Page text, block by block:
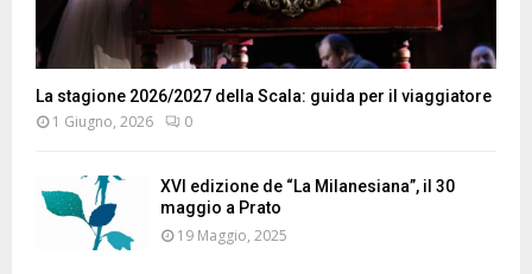
La stagione 2026/2027 della Scala: guida per il viaggiatore
1 Giugno, 2026 0
XVI edizione de “La Milanesiana”, il 30
maggio a Prato
19 Maggio, 2025